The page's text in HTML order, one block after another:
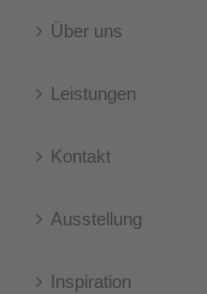
Über uns
Leistungen
Kontakt
Ausstellung
Inspiration